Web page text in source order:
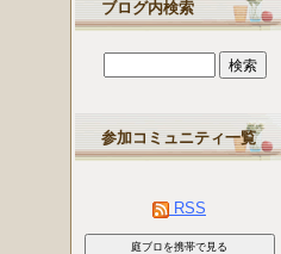
ブログ内検索
参加コミュニティ一覧
RSS